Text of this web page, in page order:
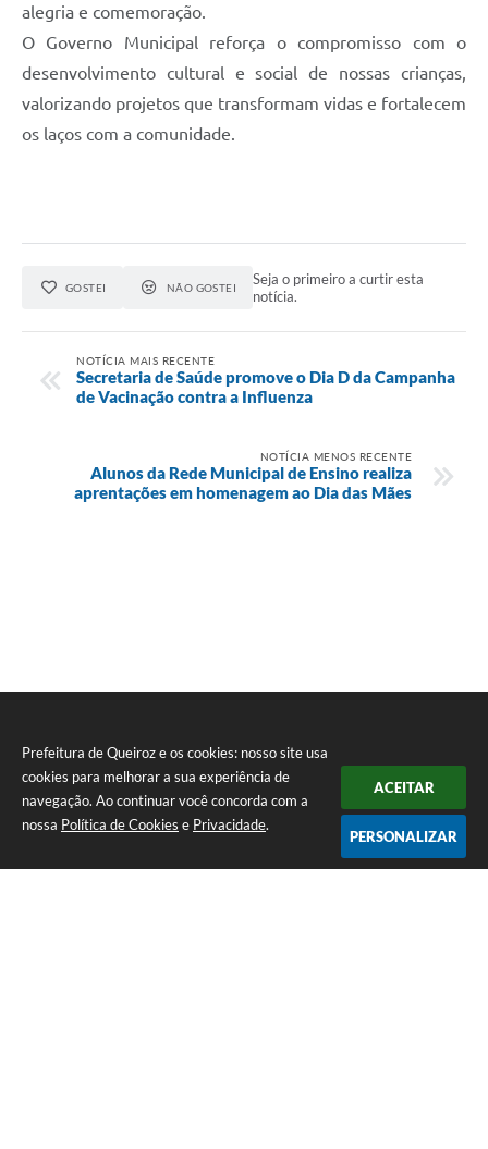
Prefeitura de Queiroz e os cookies: nosso site usa
cookies para melhorar a sua experiência de
navegação. Ao continuar você concorda com a
nossa Política de Cookies e Privacidade.
ACEITAR
PERSONALIZAR
alegria e comemoração.
O Governo Municipal reforça o compromisso com o
desenvolvimento cultural e social de nossas crianças,
valorizando projetos que transformam vidas e fortalecem
os laços com a comunidade.
GOSTEI NÃO GOSTEI
Seja o primeiro a curtir esta
notícia.
NOTÍCIA MAIS RECENTE
Secretaria de Saúde promove o Dia D da Campanha
de Vacinação contra a Influenza
NOTÍCIA MENOS RECENTE
Alunos da Rede Municipal de Ensino realiza
aprentações em homenagem ao Dia das Mães